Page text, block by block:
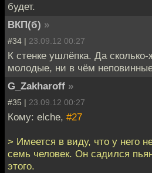
будет.
ВКП(б) »
#34 | 23.09.12 00:27
К стенке ушлёпка. Да
молодые, ни в чём
G_Zakharoff »
#35 | 23.09.12 00:27
Кому: elche, #27
> Имеется в виду, что у него
семь человек. Он садился
этого.